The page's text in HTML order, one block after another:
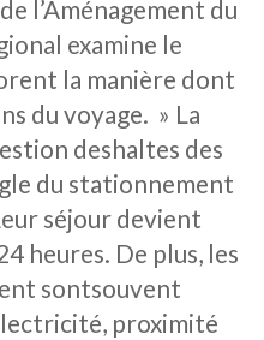
l’Aménagement du
examine le
la manière dont
du voyage. » La
deshaltes des
du stationnement
séjour devient
heures. De plus, les
sontsouvent
proximité